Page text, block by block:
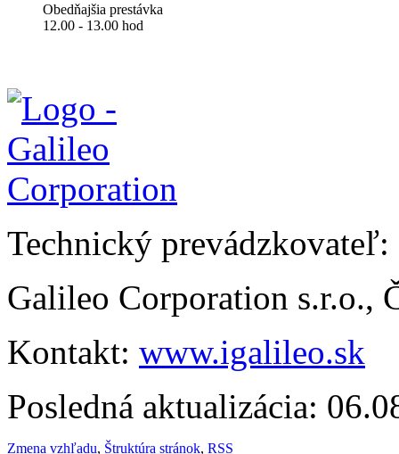
Obedňajšia prestávka
12.00 - 13.00 hod
Technický prevádzkovateľ:
Galileo Corporation s.r.o.,
Kontakt: www.igalileo.sk
Posledná aktualizácia:
Zmena vzhľadu, Štruktúra stránok, RSS